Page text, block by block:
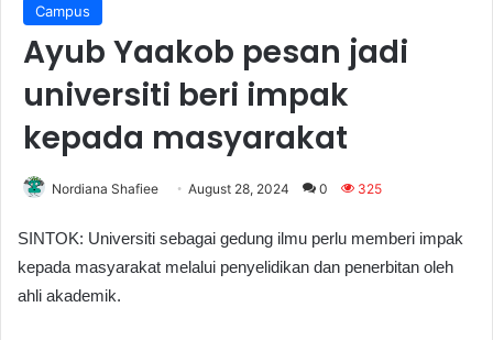
Campus
Ayub Yaakob pesan jadi
universiti beri impak
kepada masyarakat
Nordiana Shafiee August 28, 2024 0 325
SINTOK: Universiti sebagai gedung ilmu perlu memberi impak
kepada masyarakat melalui penyelidikan dan penerbitan oleh
ahli akademik.